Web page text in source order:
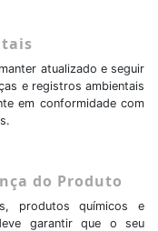
atualizado e seguir
e registros ambientais
em conformidade com
do Produto
produtos químicos e
garantir que o seu